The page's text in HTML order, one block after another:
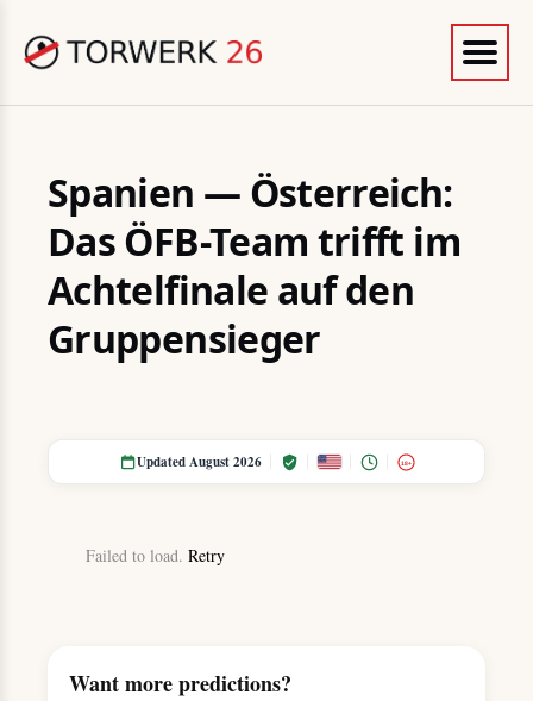
Spanien — Österreich:
Das ÖFB-Team trifft im
Achtelfinale auf den
Gruppensieger
Updated August 2026 18+
Failed to load. Retry
Want more predictions?